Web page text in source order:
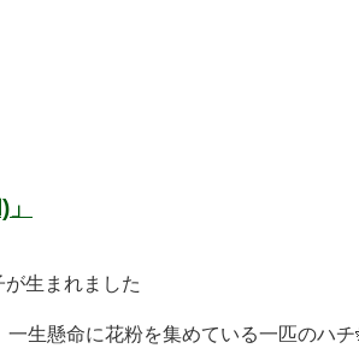
生まれました
生懸命に花粉を集めている一匹のハ